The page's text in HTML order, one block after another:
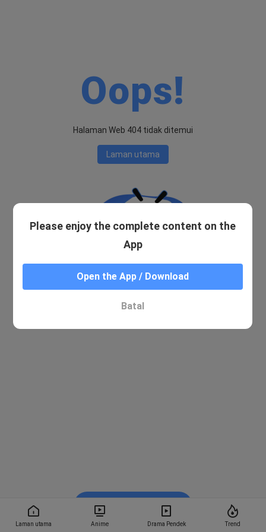
Laman utama Anime Drama Pendek Trend
Oops!
Halaman Web 404 tidak ditemui
Laman utama
Please enjoy the complete content on the
App
Open the App / Download
Batal
Tonton dalam BiliBili